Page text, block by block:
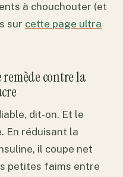
à chouchouter (et
sur cette page ultra
remède contre la
dit-on. Et le
En réduisant la
il coupe net
petites faims entre